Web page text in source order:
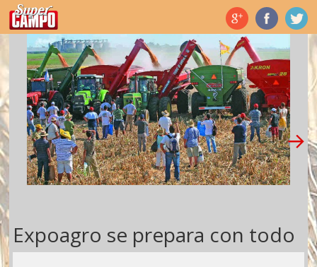
Temas de hoy
Expoagro se prepara con todo